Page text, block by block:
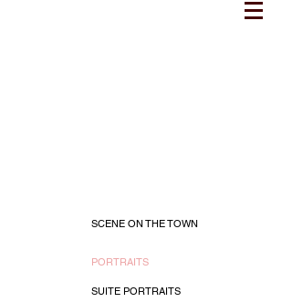
SCENE ON THE TOWN
PORTRAITS
SUITE PORTRAITS